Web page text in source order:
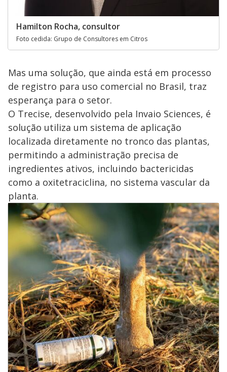
Hamilton Rocha, consultor
Foto cedida: Grupo de Consultores em Citros
Mas uma solução, que ainda está em processo
de registro para uso comercial no Brasil, traz
esperança para o setor.
O Trecise, desenvolvido pela Invaio Sciences, é
solução utiliza um sistema de aplicação
localizada diretamente no tronco das plantas,
permitindo a administração precisa de
ingredientes ativos, incluindo bactericidas
como a oxitetraciclina, no sistema vascular da
planta.